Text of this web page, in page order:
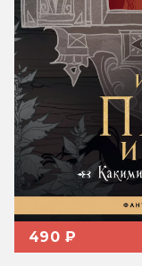
490 ₽